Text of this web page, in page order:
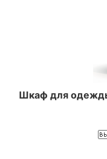
Шкаф для